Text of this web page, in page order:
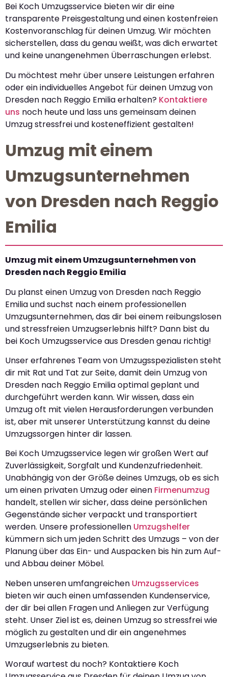
Bei Koch Umzugsservice bieten wir dir eine
transparente Preisgestaltung und einen kostenfreien
Kostenvoranschlag für deinen Umzug. Wir möchten
sicherstellen, dass du genau weißt, was dich erwartet
und keine unangenehmen Überraschungen erlebst.
Du möchtest mehr über unsere Leistungen erfahren
oder ein individuelles Angebot für deinen Umzug von
Dresden nach Reggio Emilia erhalten? Kontaktiere
uns noch heute und lass uns gemeinsam deinen
Umzug stressfrei und kosteneffizient gestalten!
Umzug mit einem
Umzugsunternehmen
von Dresden nach Reggio
Emilia
Umzug mit einem Umzugsunternehmen von
Dresden nach Reggio Emilia
Du planst einen Umzug von Dresden nach Reggio
Emilia und suchst nach einem professionellen
Umzugsunternehmen, das dir bei einem reibungslosen
und stressfreien Umzugserlebnis hilft? Dann bist du
bei Koch Umzugsservice aus Dresden genau richtig!
Unser erfahrenes Team von Umzugsspezialisten steht
dir mit Rat und Tat zur Seite, damit dein Umzug von
Dresden nach Reggio Emilia optimal geplant und
durchgeführt werden kann. Wir wissen, dass ein
Umzug oft mit vielen Herausforderungen verbunden
ist, aber mit unserer Unterstützung kannst du deine
Umzugssorgen hinter dir lassen.
Bei Koch Umzugsservice legen wir großen Wert auf
Zuverlässigkeit, Sorgfalt und Kundenzufriedenheit.
Unabhängig von der Größe deines Umzugs, ob es sich
um einen privaten Umzug oder einen Firmenumzug
handelt, stellen wir sicher, dass deine persönlichen
Gegenstände sicher verpackt und transportiert
werden. Unsere professionellen Umzugshelfer
kümmern sich um jeden Schritt des Umzugs – von der
Planung über das Ein- und Auspacken bis hin zum Auf-
und Abbau deiner Möbel.
Neben unseren umfangreichen Umzugsservices
bieten wir auch einen umfassenden Kundenservice,
der dir bei allen Fragen und Anliegen zur Verfügung
steht. Unser Ziel ist es, deinen Umzug so stressfrei wie
möglich zu gestalten und dir ein angenehmes
Umzugserlebnis zu bieten.
Worauf wartest du noch? Kontaktiere Koch